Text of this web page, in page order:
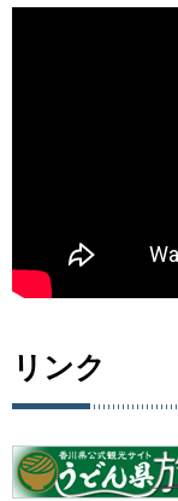
リンク